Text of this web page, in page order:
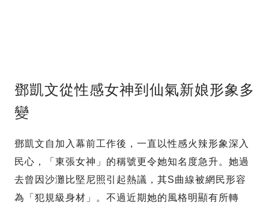
鄧凱文從性感女神到仙氣新娘形象多
變
鄧凱文自加入幕前工作後，一直以性感火辣形象深入
民心，「東張女神」的稱號更令她知名度急升。她過
去曾因沙灘比堅尼照引起熱議，其S曲線被網民形容
為「犯規級身材」。不過近期她的風格明顯有所轉